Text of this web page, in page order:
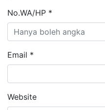
No.WA/HP *
Email *
Website